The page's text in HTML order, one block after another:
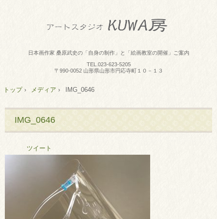
日本画作家 桑原武史の「自身の制作」と「絵画教室の開催」ご案内
TEL. 023-623-5205
〒990-0052 山形県山形市円応寺町１０－１３
トップ› メディア › IMG_0646
IMG_0646
ツイート